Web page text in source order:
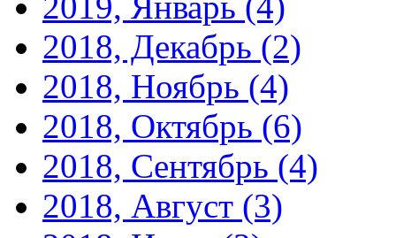
2018, Декабрь (2)
2018, Ноябрь (4)
2018, Октябрь (6)
2018, Сентябрь (4)
2018, Август (3)